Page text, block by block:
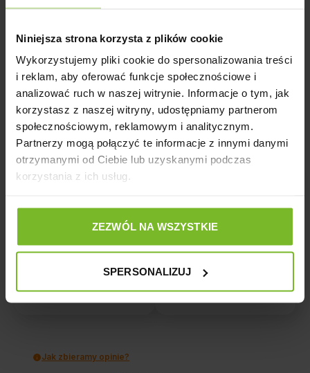
Niniejsza strona korzysta z plików cookie
Wykorzystujemy pliki cookie do spersonalizowania treści
i reklam, aby oferować funkcje społecznościowe i
analizować ruch w naszej witrynie. Informacje o tym, jak
korzystasz z naszej witryny, udostępniamy partnerom
społecznościowym, reklamowym i analitycznym.
Partnerzy mogą połączyć te informacje z innymi danymi
otrzymanymi od Ciebie lub uzyskanymi podczas
korzystania z ich usług.
ZEZWÓL NA WSZYSTKIE
SPERSONALIZUJ
Opinie
Opinie o produkcie: AQUAEL OSŁONA
KWARCOWA KOMPLET AS/PS - 11W
5.0
3opinii klientów
z całego okresu
1 0%
Jak zbieramy opinie?